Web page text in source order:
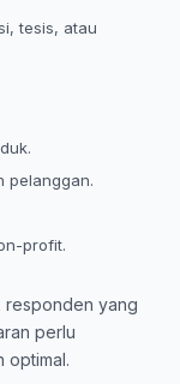
tesis, atau
pelanggan.
profit.
responden yang
perlu
optimal.